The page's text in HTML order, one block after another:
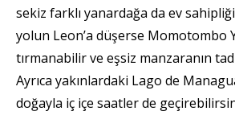
sekiz farklı yanardağa da ev
yolun Leon’a düşerse Momotombo
tırmanabilir ve eşsiz manzaranın
Ayrıca yakınlardaki Lago de
doğayla iç içe saatler de